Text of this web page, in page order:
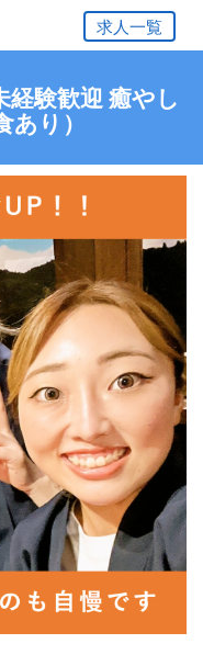
求人一覧
経験歓迎 癒やし
り）